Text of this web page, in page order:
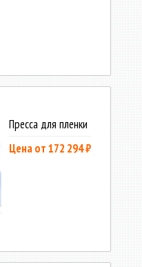
Пресса для пленки
Цена от 172 294 ₽